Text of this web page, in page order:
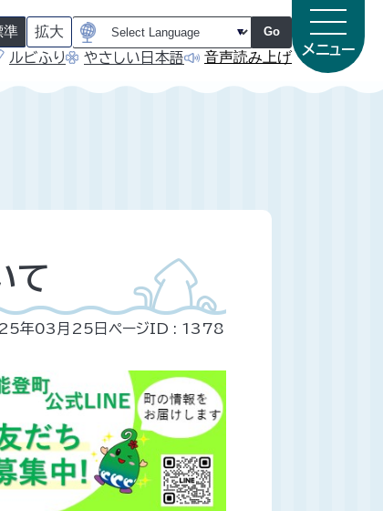
準
拡大
（
期
Go
ルビふり やさしい日本語 音声読み上げ メニュー
て
年03月25日 ページID : 1378